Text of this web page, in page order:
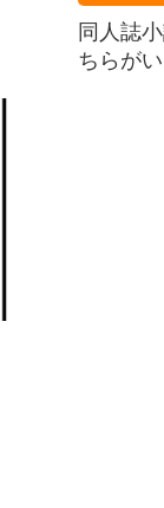
同人誌
ちらが